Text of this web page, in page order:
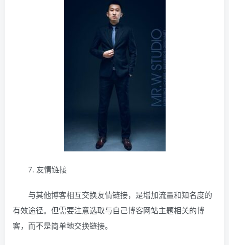
7. 友情链接
与其他博客相互交换友情链接，是增加流量和知名度的
有效途径。但需要注意选取与自己博客网站主题相关的博
客，而不是简单地交换链接。